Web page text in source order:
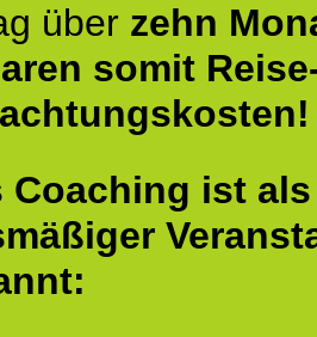
über zehn
somit
Coaching ist als